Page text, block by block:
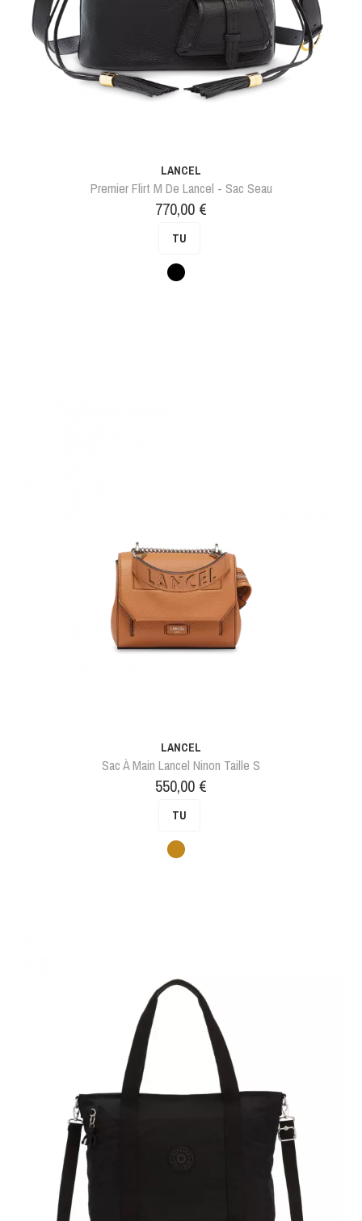
LANCEL
Premier Flirt M De Lancel - Sac Seau
Prix
770,00 €
TU
Noir
LANCEL
Sac À Main Lancel Ninon Taille S
Prix
550,00 €
TU
Camel